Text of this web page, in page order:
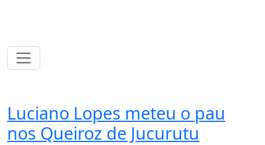
Luciano Lopes meteu o pau
nos Queiroz de Jucurutu